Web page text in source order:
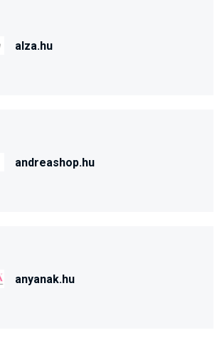
alza.hu
andreashop.hu
anyanak.hu